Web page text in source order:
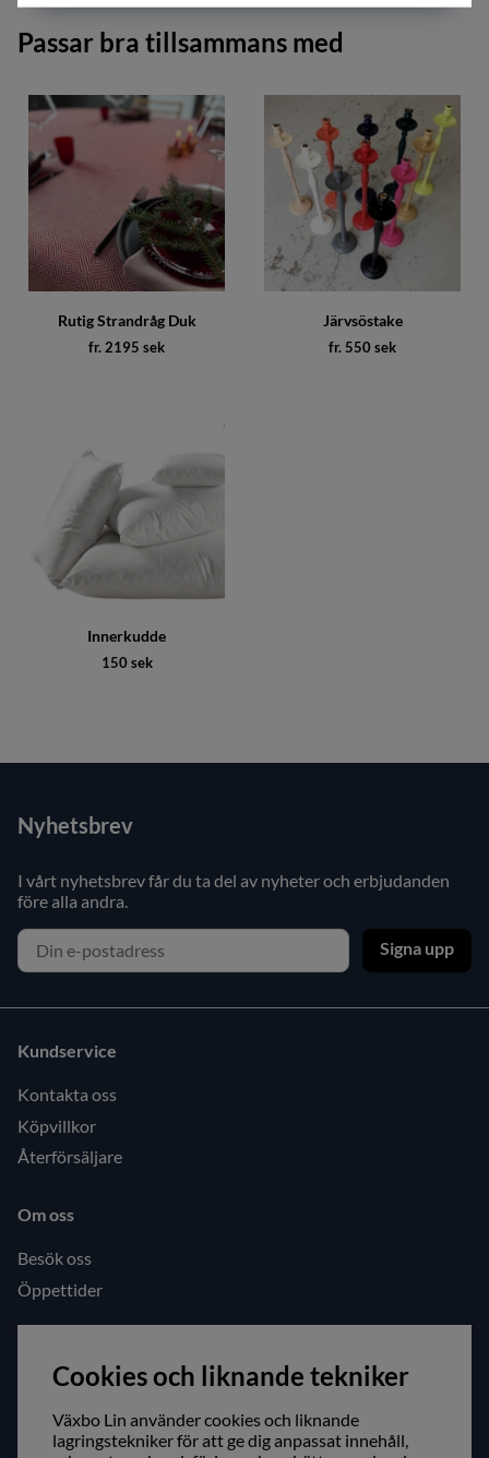
Passar bra tillsammans med
Rutig Strandråg Duk
fr. 2195 sek
Järvsöstake
fr. 550 sek
Innerkudde
150 sek
Nyhetsbrev
I vårt nyhetsbrev får du ta del av nyheter och erbjudanden
före alla andra.
Signa upp
Kundservice
Kontakta oss
Köpvillkor
Återförsäljare
Om oss
Besök oss
Öppettider
Facebook
Cookies och liknande tekniker
Växbo Lin använder cookies och liknande
lagringstekniker för att ge dig anpassat innehåll,